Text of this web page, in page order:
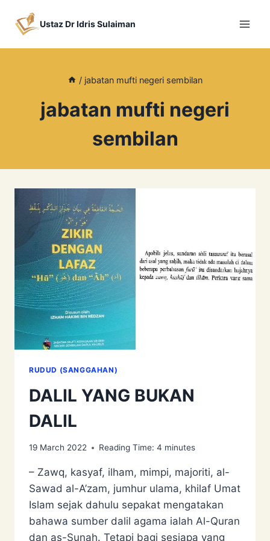
Ustaz Dr Idris Sulaiman
/ jabatan mufti negeri sembilan
jabatan mufti negeri
sembilan
RUDUD (SANGGAHAN)
DALIL YANG BUKAN
DALIL
19 March 2022 Reading Time: 4 minutes
– Zawq, kasyaf, ilham, mimpi, majoriti, al-
Sawad al-A’zam, jumhur ulama, khilaf Umat
Islam sejak dahulu sepakat mengatakan
bahawa sumber dalil agama ialah Al-Quran
dan as-Sunah. Tetapi bagi sesiapa yang